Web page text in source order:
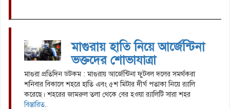
মাগুরায় হাতি নিয়ে আর্জেন্টিনা
ভক্তদের শোভাযাত্রা
মাগুরা প্রতিদিন ডটকম : মাগুরায় আর্জেন্টিনা ফুটবল দলের সমর্থকরা
শনিবার বিকালে শহরে হাতি এবং ৫শ মিটার দীর্ঘ পতাকা নিয়ে র‌্যালি
করেছে। শহরের জামরুল তলা থেকে বের হওয়া র‌্যালিটি সারা শহর
বিস্তারিত..